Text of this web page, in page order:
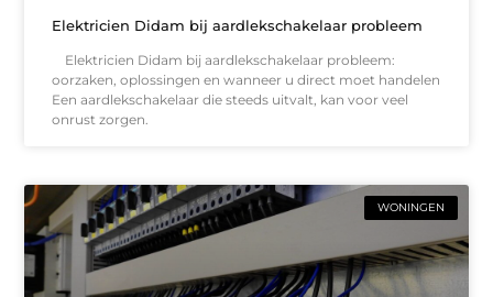
Elektricien Didam bij aardlekschakelaar probleem
Elektricien Didam bij aardlekschakelaar probleem:
oorzaken, oplossingen en wanneer u direct moet handelen
Een aardlekschakelaar die steeds uitvalt, kan voor veel
onrust zorgen.
WONINGEN